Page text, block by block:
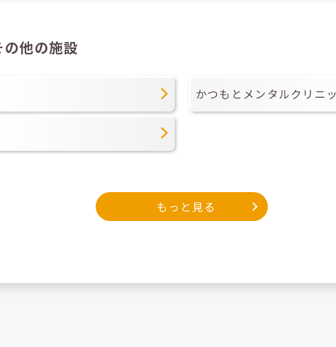
他の施設
かつもとメンタルクリニ
もっと見る